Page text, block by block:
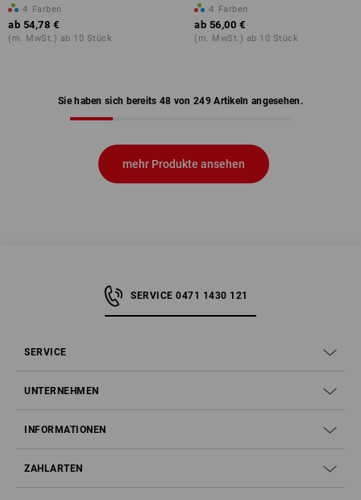
4 Farben
ab 54,78 €
(m. MwSt.) ab 10 Stück
4 Farben
ab 56,00 €
(m. MwSt.) ab 10 Stück
Sie haben sich bereits 48 von 249 Artikeln angesehen.
mehr Produkte ansehen
SERVICE 0471 1430 121
SERVICE
UNTERNEHMEN
INFORMATIONEN
ZAHLARTEN